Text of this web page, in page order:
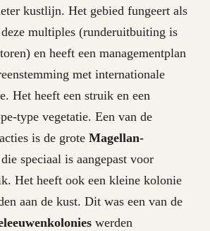
kustlijn. Het gebied fungeert als
multiples (runderuitbuiting is
en heeft een managementplan
met internationale
Het heeft een struik en een
type vegetatie. Een van de
is de grote Magellan-
speciaal is aangepast voor
Het heeft ook een kleine kolonie
aan de kust. Dit was een van de
werden